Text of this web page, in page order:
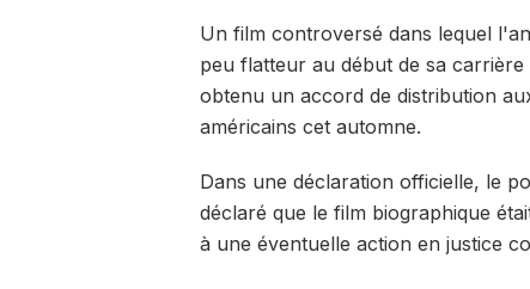
Un film controversé dans lequel
peu flatteur au début de sa
obtenu un accord de distribution
américains cet automne.
Dans une déclaration officielle, le
déclaré que le film biographique
à une éventuelle action en justice